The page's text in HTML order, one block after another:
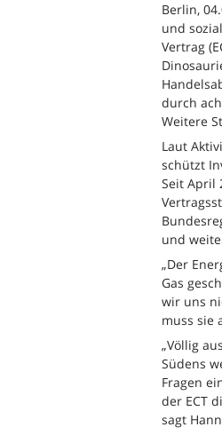
Berlin,
und
Vertrag
durch
Weitere
Laut
schützt
Seit April
und
„Der
Gas
wir uns
muss sie
„Völlig
Südens
Fragen
der ECT
sagt